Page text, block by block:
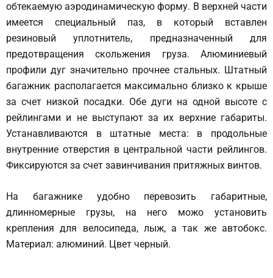
обтекаемую аэродинамическую форму. В верхней части
имеется специальный паз, в который вставлен
резиновый уплотнитель, предназначенный для
предотвращения скольжения груза. Алюминиевый
профили дуг значительно прочнее стальных. Штатный
багажник располагается максимально близко к крыше
за счет низкой посадки. Обе дуги на одной высоте с
рейлингами и не выступают за их верхние габариты.
Устанавливаются в штатные места: в продольные
внутренние отверстия в центральной части рейлингов.
Фиксируются за счет завинчивания притяжных винтов.
На багажнике удобно перевозить габаритные,
длинномерные грузы, на него можо установить
крепления для велосипеда, лыж, а так же автобокс.
Материал: алюминий. Цвет черный.